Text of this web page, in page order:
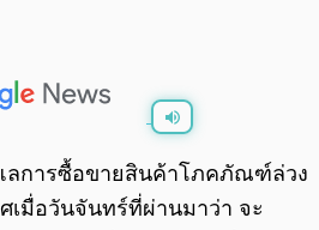
0:00 / 0:00
ลการซื้อขายสินค้าโภคภัณฑ์ล่วง
เมื่อวันจันทร์ที่ผ่านมาว่า จะ